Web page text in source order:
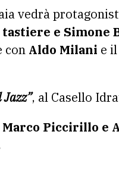
vedrà
e Simone
con Aldo Milani e
, al Casello
Marco Piccirillo e